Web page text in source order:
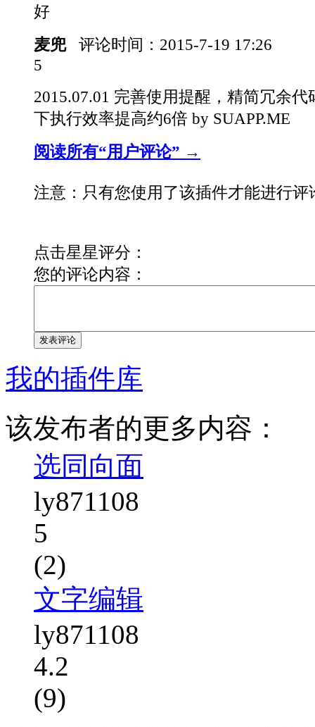
好
麦兜
评论时间： 2015-7-19 17:26
5
2015.07.01 完善使用提醒，精简冗余代
下执行效率提高约6倍 by SUAPP.ME
阅读所有“用户评论” →
注意：只有您使用了该插件才能进行评
点击星星评分：
您的评论内容：
发表评论
我的插件库
该发布者的更多内容：
选同向面
ly871108
5
(2)
文字编辑
ly871108
4.2
(9)